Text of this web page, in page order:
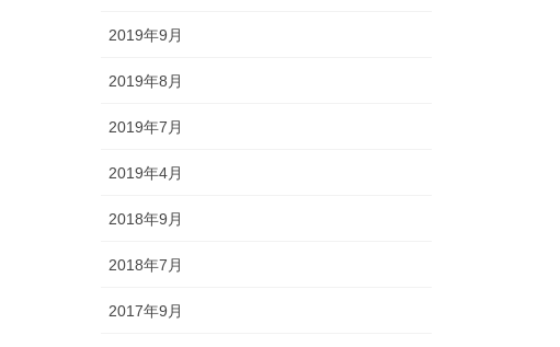
2019年9月
2019年8月
2019年7月
2019年4月
2018年9月
2018年7月
2017年9月